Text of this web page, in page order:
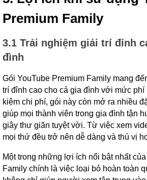
Premium Family
3.1 Trải nghiệm giải trí đỉnh
đình
Gói YouTube Premium Family mang
trí đỉnh cao cho cả gia đình với mức
kiệm chi phí, gói này còn mở ra nhiều
giúp mọi thành viên trong gia đình tận
giây thư giãn tuyệt vời. Từ việc xem
mọi thứ đều trở nên dễ dàng và thú vị
Một trong những lợi ích nổi bật nhất
Family chính là việc loại bỏ hoàn toàn